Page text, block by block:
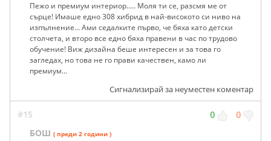
Пежо и премиум интериор..... Моля ти се, разсмя ме от
сърце! Имаше едно 308 хибрид в най-високото си ниво на
изпълнение... Ами седалките първо, че бяха като детски
столчета, и второ все едно бяха правени в час по трудово
обучение! Виж дизайна беше интересен и за това го
загледах, но това не го прави качествен, камо ли
премиум...
Сигнализирай за неуместен коментар
#15 0 0
БОШ ( преди 2 години )